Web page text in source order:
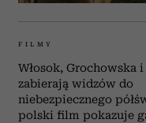
FILMY
Włosok, Grochowska i
zabierają widzów do
niebezpiecznego
polski film pokazuje